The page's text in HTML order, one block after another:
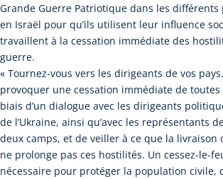
Grande Guerre Patriotique dans les différents
en Israël pour qu’ils utilisent leur influence
travaillent à la cessation immédiate des
guerre.
« Tournez-vous vers les dirigeants de vos
provoquer une cessation immédiate de
biais d’un dialogue avec les dirigeants
de l’Ukraine, ainsi qu’avec les représentants
deux camps, et de veiller à ce que la livraison
ne prolonge pas ces hostilités. Un cessez-le-
nécessaire pour protéger la population civile,